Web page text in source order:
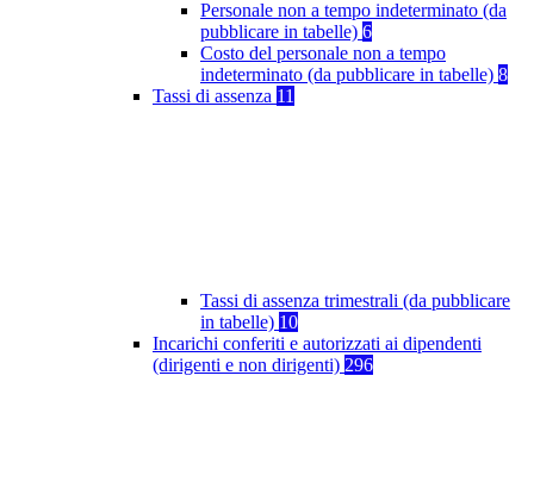
Personale non a tempo indeterminato (da
pubblicare in tabelle) 6
Costo del personale non a tempo
indeterminato (da pubblicare in tabelle) 8
Tassi di assenza 11
Tassi di assenza trimestrali (da pubblicare
in tabelle) 10
Incarichi conferiti e autorizzati ai dipendenti
(dirigenti e non dirigenti) 296